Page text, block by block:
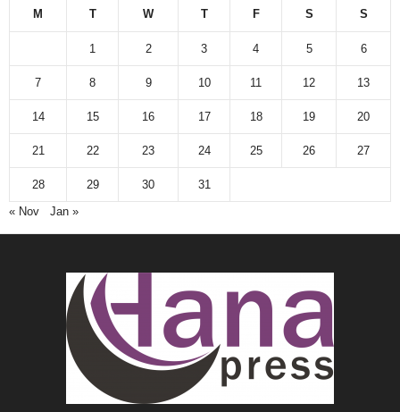
M T W T F S S
1 2 3 4 5 6
7 8 9 10 11 12 13
14 15 16 17 18 19 20
21 22 23 24 25 26 27
28 29 30
31
« Nov
Jan »